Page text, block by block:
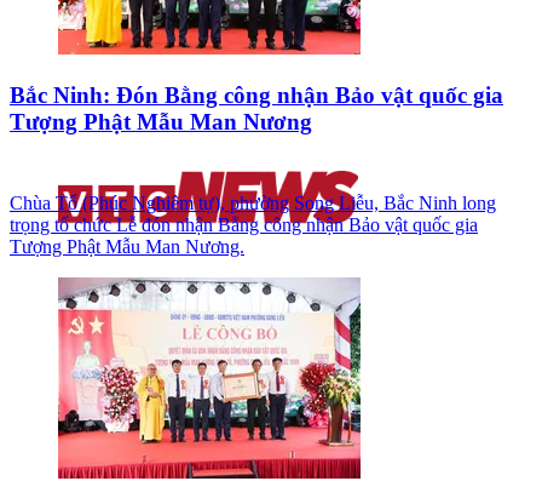
Bắc Ninh: Đón Bằng công nhận Bảo vật quốc gia
Tượng Phật Mẫu Man Nương
Chùa Tổ (Phúc Nghiêm tự), phường Song Liễu, Bắc Ninh long
trọng tổ chức Lễ đón nhận Bằng công nhận Bảo vật quốc gia
Tượng Phật Mẫu Man Nương.